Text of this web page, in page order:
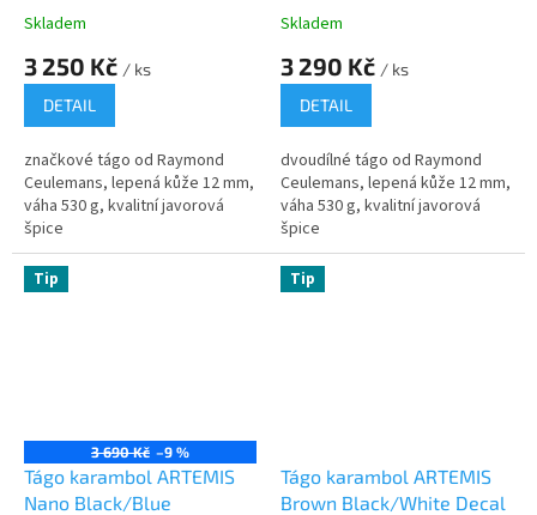
Skladem
3 250 Kč / ks
DETAIL
značkové tágo od Raymond
Ceulemans, lepená kůže 12 mm,
váha 530 g, kvalitní javorová
špice
Skladem
3 290 Kč / ks
DETAIL
dvoudílné tágo od Raymond
Ceulemans, lepená kůže 12 mm,
váha 530 g, kvalitní javorová
špice
Tip
3 690 Kč –9 %
Tágo karambol ARTEMIS
Nano Black/Blue
Tip
Tágo karambol ARTEMIS
Brown Black/White Decal